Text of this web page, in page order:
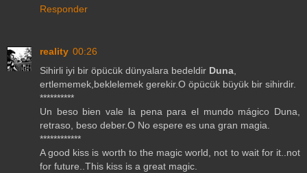
Responder
reality 00:26
Sihirli iyi bir öpücük dünyalara bedeldir Duna,
ertlememek,beklelemek gerekir.O öpücük büyük bir sihirdir.
**********
Un beso bien vale la pena para el mundo mágico Duna,
retraso, beso deber.O No espere es una gran magia.
************
A good kiss is worth to the magic world, not to wait for it..not
for future..This kiss is a great magic.